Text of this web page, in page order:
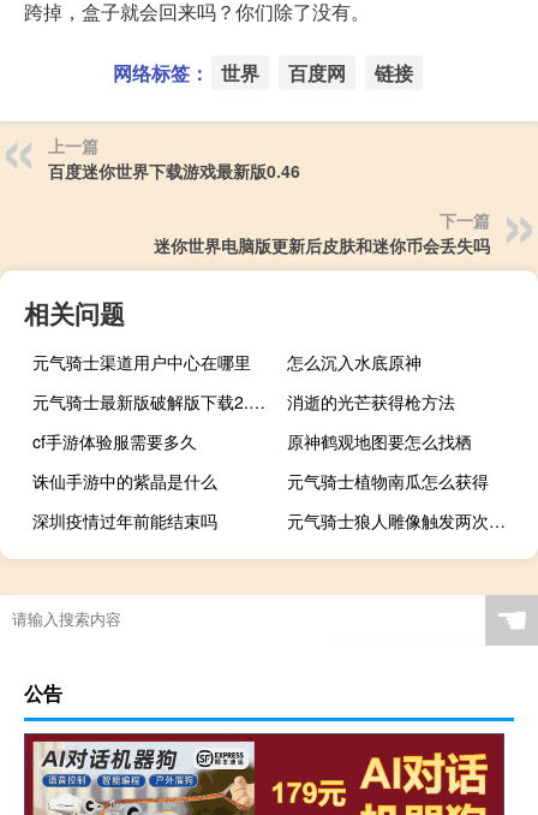
跨掉，盒子就会回来吗？你们除了没有。
网络标签： 世界 百度网 链接
上一篇
百度迷你世界下载游戏最新版0.46
下一篇
迷你世界电脑版更新后皮肤和迷你币会丢失吗
相关问题
元气骑士渠道用户中心在哪里
怎么沉入水底原神
元气骑士最新版破解版下载2.8.3
消逝的光芒获得枪方法
cf手游体验服需要多久
原神鹤观地图要怎么找栖
诛仙手游中的紫晶是什么
元气骑士植物南瓜怎么获得
深圳疫情过年前能结束吗
元气骑士狼人雕像触发两次是什么意思
☚
公告